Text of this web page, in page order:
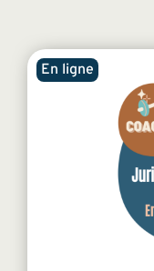
En ligne